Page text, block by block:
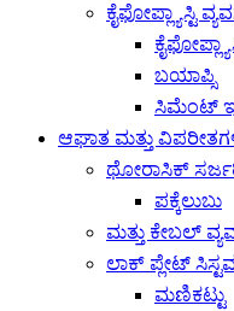
ಕೈಫೋಪ್ಲ್ಯಾಸ್ಟಿ
ಬಯಾಪ್ಸಿ
ಸಿಮೆಂಟ್
ಆಘಾತ ಮತ್ತು
ಥೋರಾಸಿಕ್
ಪಕ್ಕೆಲುಬು
ಮತ್ತು ಕೇಬಲ್
ಲಾಕ್ ಪ್ಲೇಟ್
ಮಣಿಕಟ್ಟು